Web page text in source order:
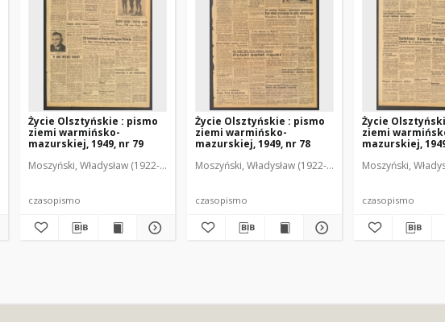
Red. Mroczkowski, Włodzimierz (1902-1971). Red. Osiecki, Andrzej. Red.
Życie Olsztyńskie : pismo
ziemi warmińsko-
mazurskiej, 1949, nr 79
Moszyński, Władysław (1922-2001). Red. Mroczkowski, Włodzimierz (1902-1971). Red.
czasopismo
Życie Olsztyńskie : pismo
ziemi warmińsko-
mazurskiej, 1949, nr 78
Moszyński, Władysław (1922-2001). Red. Mroczkowski,
czasopismo
Życie
ziemi
mazurskiej,
Moszyński,
czasopismo